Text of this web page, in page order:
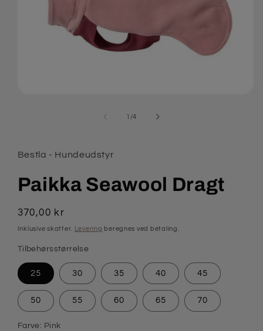
1 /af
4
Bestla - Hundeudstyr
Paikka Seawool Dragt
Normalpris
370,00 kr
Inklusive skatter. Levering beregnes ved betaling.
Tilbehørsstørrelse
25 30 35 40 45
50 55 60 65 70
Farve: Pink